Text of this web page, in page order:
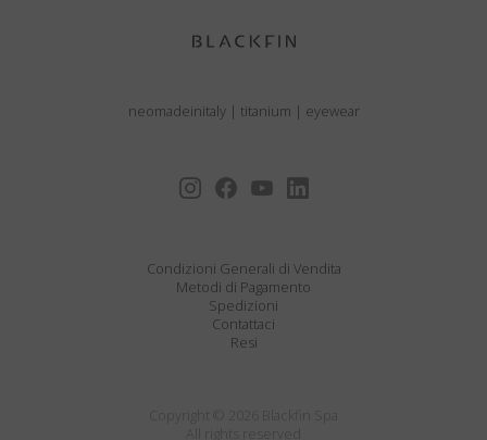
neomadeinitaly | titanium | eyewear
Condizioni Generali di Vendita
Metodi di Pagamento
Spedizioni
Contattaci
Resi